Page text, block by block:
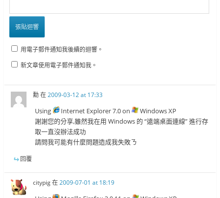
用電子郵件通知我後續的迴響。
新文章使用電子郵件通知我。
勳 在2009-03-12 at 17:33
Using Internet Explorer 7.0 on
Windows XP
謝謝您的分享,雖然我在用 Windows 的 “遠端桌面連線” 進行存
取一直沒辦法成功
請問我可能有什麼問題造成我失敗ㄋ
回覆
citypig在2009-07-01 at 18:19